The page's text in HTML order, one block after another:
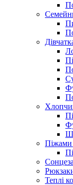
Піжами
Теплі